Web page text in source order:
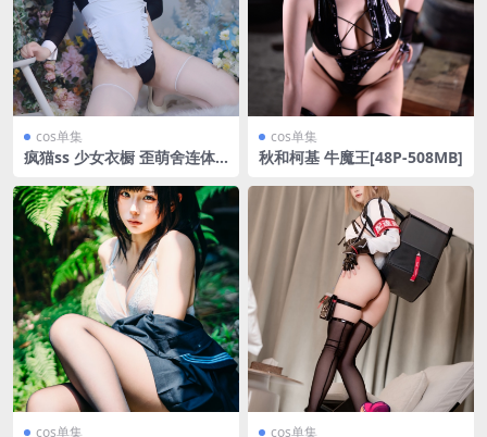
cos单集
疯猫ss 少女衣橱 歪萌舍连体
cos单集
秋和柯基 牛魔王[48P-508MB]
cos单集 cos单集